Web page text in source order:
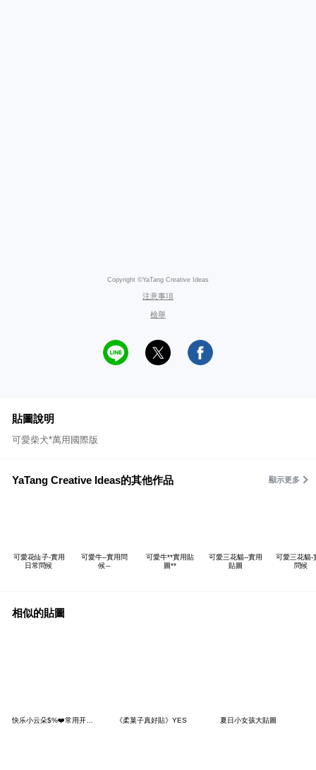
Copyright ©YaTang Creative Ideas
注意事項
檢舉
貼圖說明
可愛柴犬*萬用國際版
YaTang Creative Ideas的其他作品 顯示更多
可愛花仙子-實用
日常問候
可愛牛--實用問
候--
可愛牛**實用貼
圖**
可愛三花貓--實用
貼圖
可愛三花貓-
問候
相似的貼圖
快乐小云朵$%❤️常用开心礼貌篇❤️ 《柔菓子真好貼》YES 夏日小女孩大貼圖